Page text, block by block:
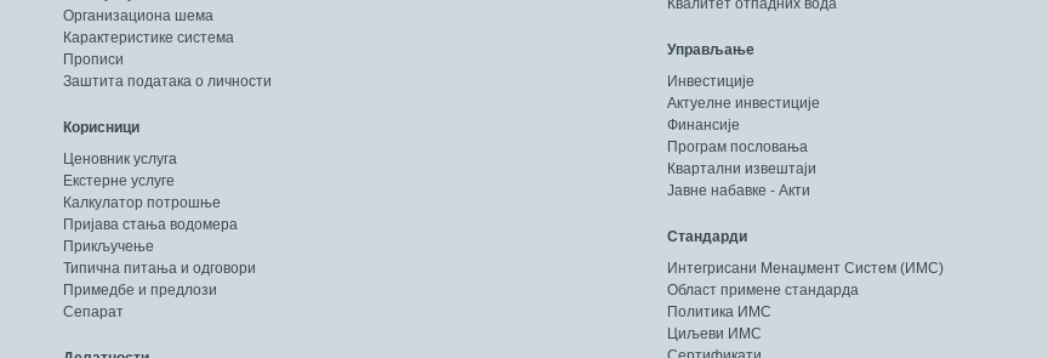
Организациона шема
Карактеристике система
Прописи
Заштита података о личности
Корисници
Ценовник услуга
Екстерне услуге
Калкулатор потрошње
Пријава стања водомера
Прикључење
Типична питања и одговори
Примедбе и предлози
Сепарат
Квалитет отпадних вода
Управљање
Инвестиције
Актуелне инвестиције
Финансије
Програм пословања
Квартални извештаји
Јавне набавке - Акти
Стандарди
Интегрисани Менаџмент Систем (ИМС)
Област примене стандарда
Политика ИМС
Циљеви ИМС